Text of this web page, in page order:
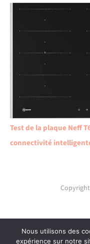
Test de la plaque Neff
connectivité
Nous utilisons des
expérience sur notre